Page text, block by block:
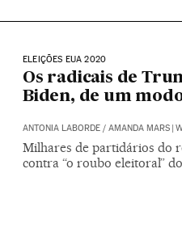
ELEIÇÕES EUA 2020
Os radicais de
Biden, de um
ANTONIA LABORDE/ AMANDA MARS |
Milhares de partidários do
contra “o roubo eleitoral”